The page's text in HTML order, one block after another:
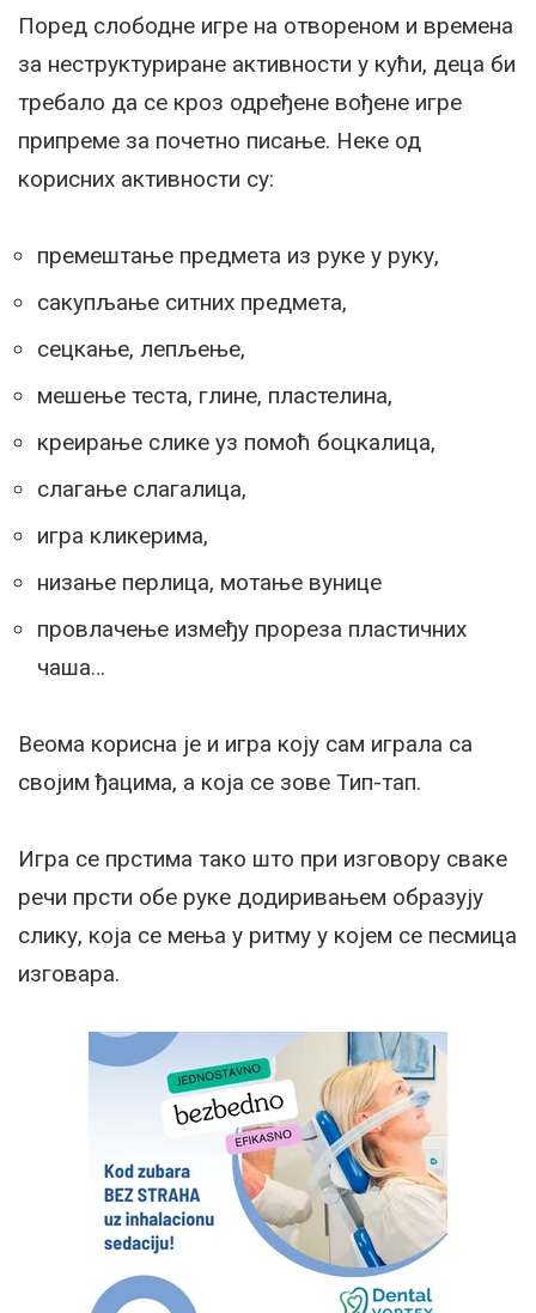
Поред слободне игре на отвореном и времена
за неструктуриране активности у кући, деца би
требало да се кроз одређене вођене игре
припреме за почетно писање. Неке од
корисних активности су:
премештање предмета из руке у руку,
сакупљање ситних предмета,
сецкање, лепљење,
мешење теста, глине, пластелина,
креирање слике уз помоћ боцкалица,
слагање слагалица,
игра кликерима,
низање перлица, мотање вунице
провлачење између прореза пластичних
чаша…
Веома корисна је и игра коју сам играла са
својим ђацима, а која се зове Тип-тап.
Игра се прстима тако што при изговору сваке
речи прсти обе руке додиривањем образују
слику, која се мења у ритму у којем се песмица
изговара.